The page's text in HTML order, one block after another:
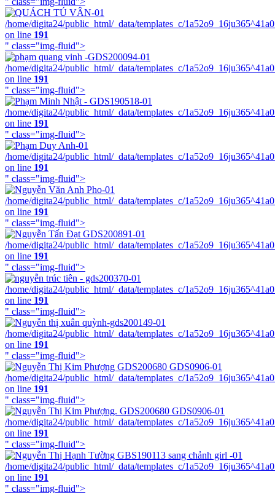
/home/digita24/public_html/_data/templates_c/
on line 191
" class="img-fluid">
/home/digita24/public_html/_data/templates_c/
on line 191
" class="img-fluid">
/home/digita24/public_html/_data/templates_c/
on line 191
" class="img-fluid">
/home/digita24/public_html/_data/templates_c/
on line 191
" class="img-fluid">
/home/digita24/public_html/_data/templates_c/
on line 191
" class="img-fluid">
/home/digita24/public_html/_data/templates_c/
on line 191
" class="img-fluid">
/home/digita24/public_html/_data/templates_c/
on line 191
" class="img-fluid">
/home/digita24/public_html/_data/templates_c/
on line 191
" class="img-fluid">
/home/digita24/public_html/_data/templates_c/
on line 191
" class="img-fluid">
/home/digita24/public_html/_data/templates_c/
on line 191
" class="img-fluid">
/home/digita24/public_html/_data/templates_c/
on line 191
" class="img-fluid">